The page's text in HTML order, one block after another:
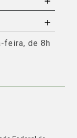
feira, de 8h